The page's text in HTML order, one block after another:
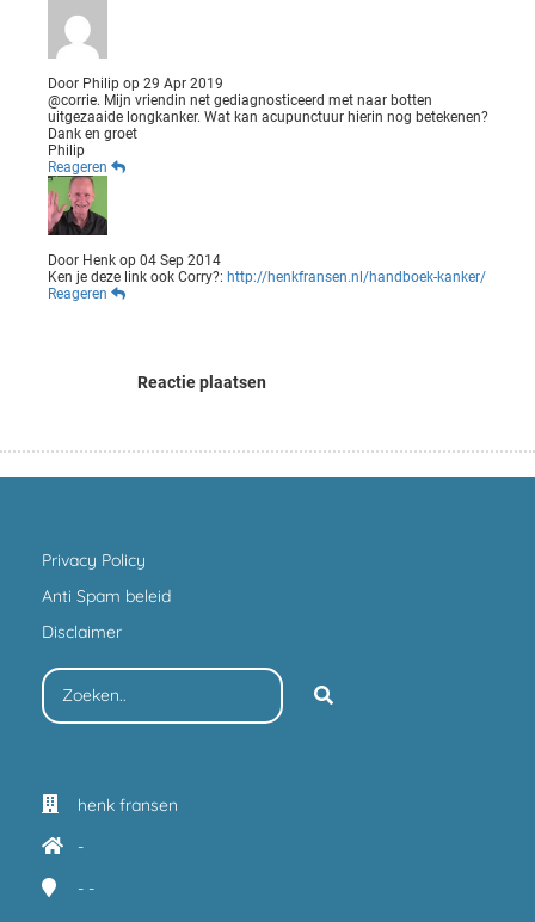
Door Philip op 29 Apr 2019
@corrie. Mijn vriendin net gediagnosticeerd met naar botten
uitgezaaide longkanker. Wat kan acupunctuur hierin nog betekenen?
Dank en groet
Philip
Reageren
Door Henk op 04 Sep 2014
Ken je deze link ook Corry?: http://henkfransen.nl/handboek-kanker/
Reageren
Reactie plaatsen
Privacy Policy
Anti Spam beleid
Disclaimer
henk fransen
-
- -